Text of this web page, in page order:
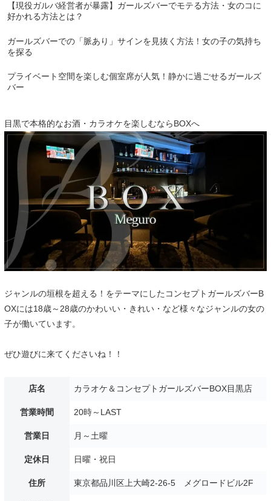
【現役ガルバ経営者が暴露】ガールズバーでモテる方法・女のコに
好かれる方法とは？
ガールズバーでの「脈あり」サインを見抜く方法！女の子の気持ち
を探る
プライベート空間を楽しむ個室席が人気！静かに過ごせるガールズ
バー
目黒で本格的なお酒・カラオケを楽しむならBOXへ
ジャンルの垣根を超える！をテーマにしたコンセプトガールズバーB
OXには18歳～28歳のかわいい・きれい・など様々なジャンルの女の
子が働いています。
ぜひ遊びに来てくださいね！！
店名 カラオケ＆コンセプトガールズバーBOX目黒店
営業時間 20時～LAST
営業日 月～土曜
定休日 日曜・祝日
住所 東京都品川区上大崎2-26-5 メグロードビル2F